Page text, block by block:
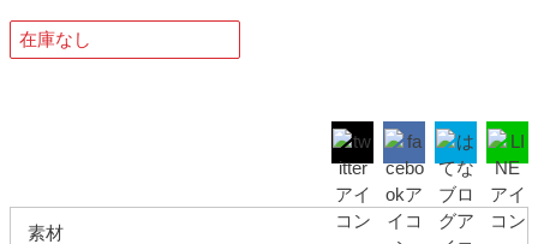
在庫なし
素材